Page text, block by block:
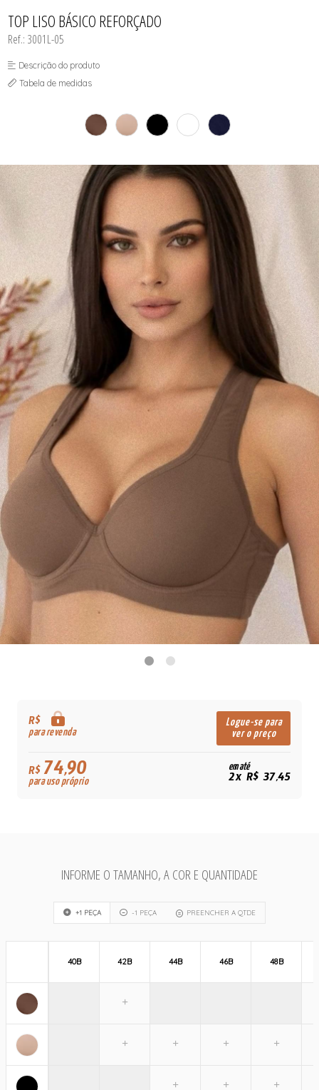
TOP LISO BÁSICO REFORÇADO
Ref.: 3001L-05
Descrição do produto
Tabela de medidas
R$
para revenda
Logue-se para
ver o preço
R$74,90
para uso próprio
em até
2x R$ 37,45
INFORME O TAMANHO, A COR E QUANTIDADE
+1 PEÇA -1 PEÇA PREENCHER A QTDE
40B 42B 44B 46B 48B